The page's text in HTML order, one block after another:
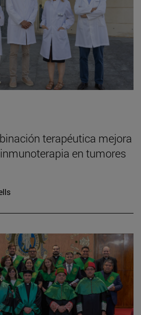
terapéutica mejora
en tumores